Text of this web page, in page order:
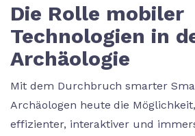
Die Rolle mobiler
Technologien in
Archäologie
Mit dem Durchbruch smarter
Archäologen heute die
effizienter, interaktiver und